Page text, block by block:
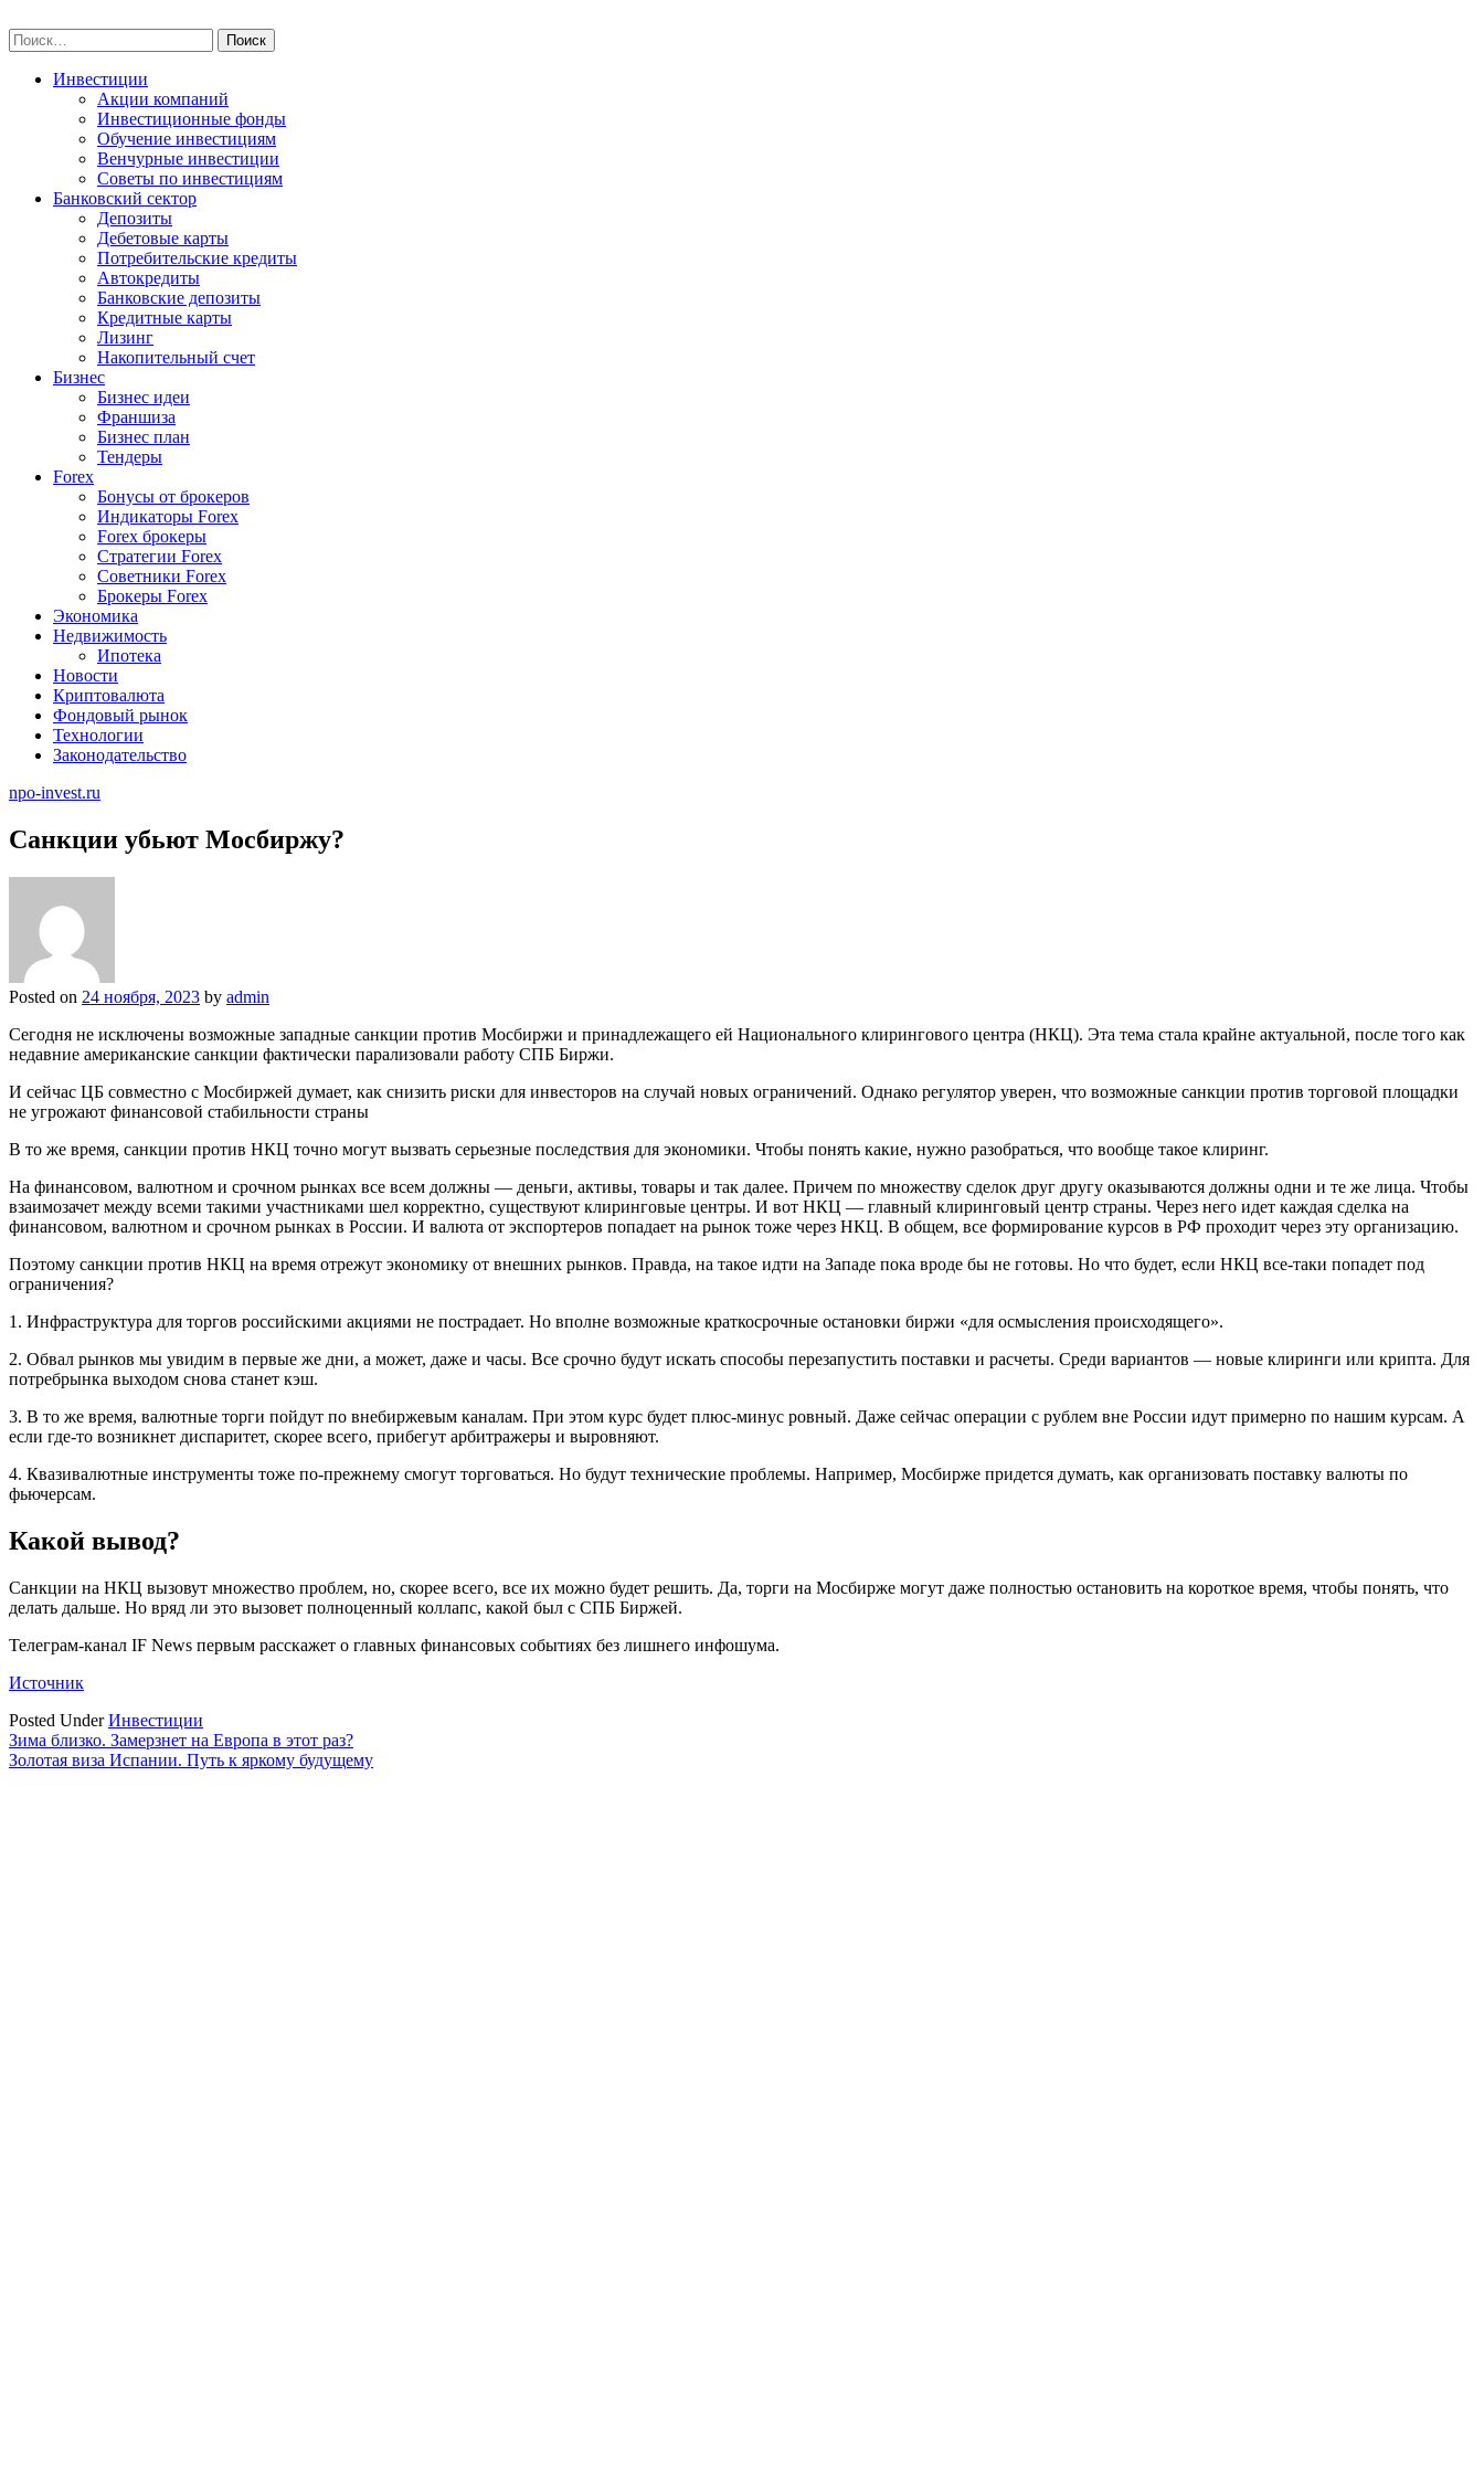
to
content
Найти:
Инвестиции
Акции компаний
Инвестиционные фонды
Обучение инвестициям
Венчурные инвестиции
Советы по инвестициям
Банковский сектор
Депозиты
Дебетовые карты
Потребительские кредиты
Автокредиты
Банковские депозиты
Кредитные карты
Лизинг
Накопительный счет
Бизнес
Бизнес идеи
Франшиза
Бизнес план
Тендеры
Forex
Бонусы от брокеров
Индикаторы Forex
Forex брокеры
Стратегии Forex
Советники Forex
Брокеры Forex
Экономика
Недвижимость
Ипотека
Новости
Криптовалюта
Фондовый рынок
Технологии
Законодательство
npo-invest.ru
Санкции убьют Мосбиржу?
Posted on 24 ноября, 2023 by admin
Сегодня не исключены возможные западные санкции против Мосбиржи и принадлежащего ей Национального клирингового центра (НКЦ). Эта тема стала крайне актуальной, после того как
недавние американские санкции фактически парализовали работу СПБ Биржи.
И сейчас ЦБ совместно с Мосбиржей думает, как снизить риски для инвесторов на случай новых ограничений. Однако регулятор уверен, что возможные санкции против торговой площадки
не угрожают финансовой стабильности страны
В то же время, санкции против НКЦ точно могут вызвать серьезные последствия для экономики. Чтобы понять какие, нужно разобраться, что вообще такое клиринг.
На финансовом, валютном и срочном рынках все всем должны — деньги, активы, товары и так далее. Причем по множеству сделок друг другу оказываются должны одни и те же лица. Чтобы
взаимозачет между всеми такими участниками шел корректно, существуют клиринговые центры. И вот НКЦ — главный клиринговый центр страны. Через него идет каждая сделка на
финансовом, валютном и срочном рынках в России. И валюта от экспортеров попадает на рынок тоже через НКЦ. В общем, все формирование курсов в РФ проходит через эту организацию.
Поэтому санкции против НКЦ на время отрежут экономику от внешних рынков. Правда, на такое идти на Западе пока вроде бы не готовы. Но что будет, если НКЦ все-таки попадет под
ограничения?
1. Инфраструктура для торгов российскими акциями не пострадает. Но вполне возможные краткосрочные остановки биржи «для осмысления происходящего».
2. Обвал рынков мы увидим в первые же дни, а может, даже и часы. Все срочно будут искать способы перезапустить поставки и расчеты. Среди вариантов — новые клиринги или крипта. Для
потребрынка выходом снова станет кэш.
3. В то же время, валютные торги пойдут по внебиржевым каналам. При этом курс будет плюс-минус ровный. Даже сейчас операции с рублем вне России идут примерно по нашим курсам. А
если где-то возникнет диспаритет, скорее всего, прибегут арбитражеры и выровняют.
4. Квазивалютные инструменты тоже по-прежнему смогут торговаться. Но будут технические проблемы. Например, Мосбирже придется думать, как организовать поставку валюты по
фьючерсам.
Какой вывод?
Санкции на НКЦ вызовут множество проблем, но, скорее всего, все их можно будет решить. Да, торги на Мосбирже могут даже полностью остановить на короткое время, чтобы понять, что
делать дальше. Но вряд ли это вызовет полноценный коллапс, какой был с СПБ Биржей.
Телеграм-канал IF News первым расскажет о главных финансовых событиях без лишнего инфошума.
Источник
Posted UnderИнвестиции
Навигация
по
Зима близко. Замерзнет на Европа в этот раз?
Золотая виза Испании. Путь к яркому будущему